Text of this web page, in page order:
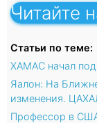
Читайте
Статьи по теме:
ХАМАС начал
Яалон: На
изменения.
Профессор в США